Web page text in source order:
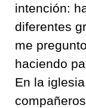
intención:
diferentes
me
haciendo
En la